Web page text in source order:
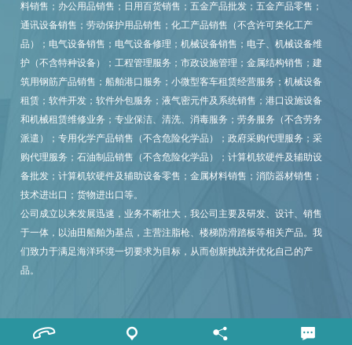
料销售；办公用品销售；日用百货销售；五金产品批发；五金产品零售；
通讯设备销售；劳动保护用品销售；化工产品销售（不含许可类化工产
品）；电气设备销售；电气设备修理；机械设备销售；电子、机械设备维
护（不含特种设备）；工程管理服务；市政设施管理；金属结构销售；建
筑用钢筋产品销售；船舶港口服务；小微型客车租赁经营服务；机械设备
租赁；软件开发；软件外包服务；液气密元件及系统销售；港口设施设备
和机械租赁维修业务；专业保洁、清洗、消毒服务；劳务服务（不含劳务
派遣）；专用化学产品销售（不含危险化学品）；政府采购代理服务；采
购代理服务；石油制品销售（不含危险化学品）；计算机软硬件及辅助设
备批发；计算机软硬件及辅助设备零售；金属材料销售；消防器材销售；
技术进出口；货物进出口等。
公司成立以来发展迅速，业务不断壮大，我公司主要及研发、设计、销售
于一体，以油田船舶为基点，主营注脂枪、楼梯防滑踏板等相关产品。我
们致力于满足海洋环境一切要求为目标，从而创新挑战并优化自己的产
品。